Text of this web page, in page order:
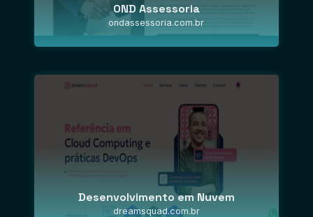
OND Assessoria
ondassessoria.com.br
Desenvolvimento em Nuvem
dreamsquad.com.br